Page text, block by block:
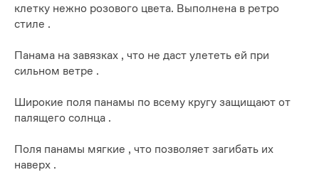
клетку нежно розового цвета. Выполнена в ретро
стиле .
Панама на завязках , что не даст улететь ей при
сильном ветре .
Широкие поля панамы по всему кругу защищают от
палящего солнца .
Поля панамы мягкие , что позволяет загибать их
наверх .